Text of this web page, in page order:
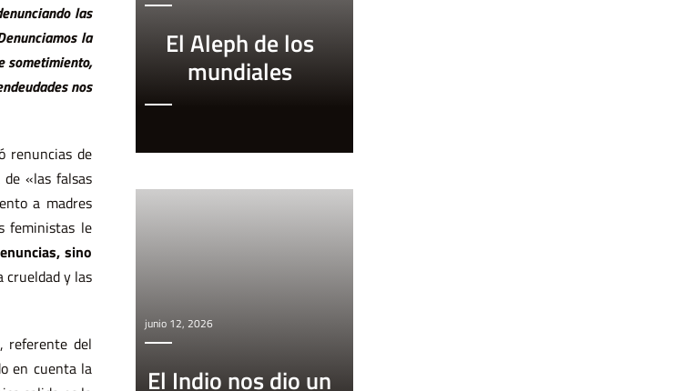
las
la
sometimiento,
nos
renuncias de
«las falsas
a madres
feministas le
sino
y las
referente del
en cuenta la
El Aleph de los
mundiales
junio 12, 2026
El Indio nos dio un